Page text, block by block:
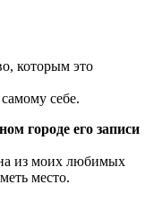
которым это
себе.
городе его записи
из моих любимых
место.